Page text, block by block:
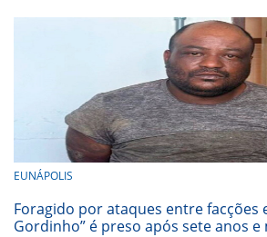
EUNÁPOLIS
Foragido por ataques entre facções
Gordinho” é preso após sete anos e